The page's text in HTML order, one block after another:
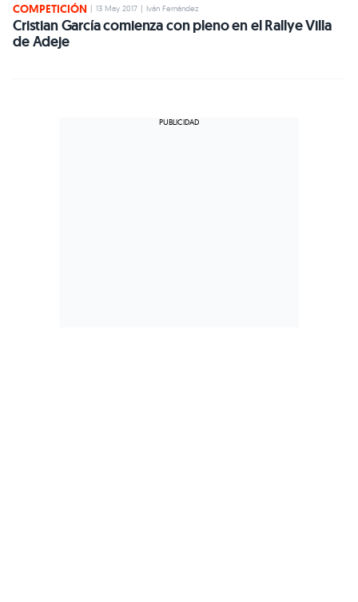
COMPETICIÓN 13 May 2017 Iván Fernández
Cristian García comienza con pleno en el Rallye Villa
de Adeje